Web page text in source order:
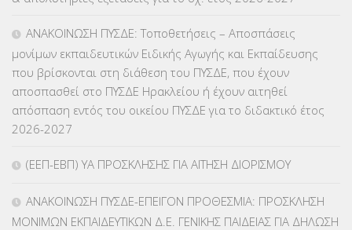
ΚΕΣΥ(60)
ΚΕΣΥΠ(109)
ΚΠγ – ΚΡΑΤΙΚΟ ΠΙΣΤΟΠΟΙΗΤΙΚΟ ΓΛΩΣΣΟΜΑΘΕΙΑΣ
ΚΠπ- ΚΡΑΤΙΚΟ ΠΙΣΤΟΠΟΙΗΤΙΚΟ ΠΛΗΡΟΦΟΡΙΚΗΣ(12)
ΛΟΙΠΑ(309)
ΑΝΑΚΟΙΝΩΣΗ ΠΥΣΔΕ: Τοποθετήσεις – Αποσπάσεις
μονίμων εκπαιδευτικών Ειδικής Αγωγής και Εκπαίδευσης
που βρίσκονται στη διάθεση του ΠΥΣΔΕ, που έχουν
αποσπασθεί στο ΠΥΣΔΕ Ηρακλείου ή έχουν αιτηθεί
απόσπαση εντός του οικείου ΠΥΣΔΕ για το διδακτικό έτος
2026-2027
(ΕΕΠ-ΕΒΠ) ΥΑ ΠΡΟΣΚΛΗΣΗΣ ΓΙΑ ΑΙΤΗΣΗ ΔΙΟΡΙΣΜΟΥ
ΑΝΑΚΟΙΝΩΣΗ ΠΥΣΔΕ-ΕΠΕΙΓΟΝ ΠΡΟΘΕΣΜΙΑ: ΠΡΟΣΚΛΗΣΗ
ΜΟΝΙΜΩΝ ΕΚΠΑΙΔΕΥΤΙΚΩΝ Δ.Ε. ΓΕΝΙΚΗΣ ΠΑΙΔΕΙΑΣ ΓΙΑ ΔΗΛΩΣΗ